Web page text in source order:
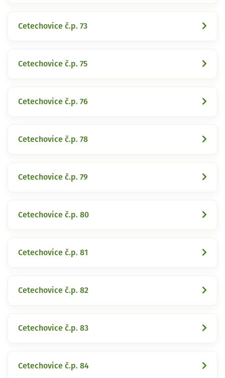
Cetechovice č.p. 73
Cetechovice č.p. 75
Cetechovice č.p. 76
Cetechovice č.p. 78
Cetechovice č.p. 79
Cetechovice č.p. 80
Cetechovice č.p. 81
Cetechovice č.p. 82
Cetechovice č.p. 83
Cetechovice č.p. 84